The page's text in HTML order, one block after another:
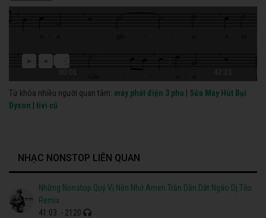
00:01 42:21
Từ khóa nhiều người quan tâm: máy phát điện 3 pha
Sửa Máy Hút Bụi
Dyson
tivi cũ
NHẠC NONSTOP LIÊN QUAN
Những Nonstop Quý Vị Nên Nhớ Amen Trần Dần Dắt Ngáo Dj Tilo
Remix
41:03 - 2120